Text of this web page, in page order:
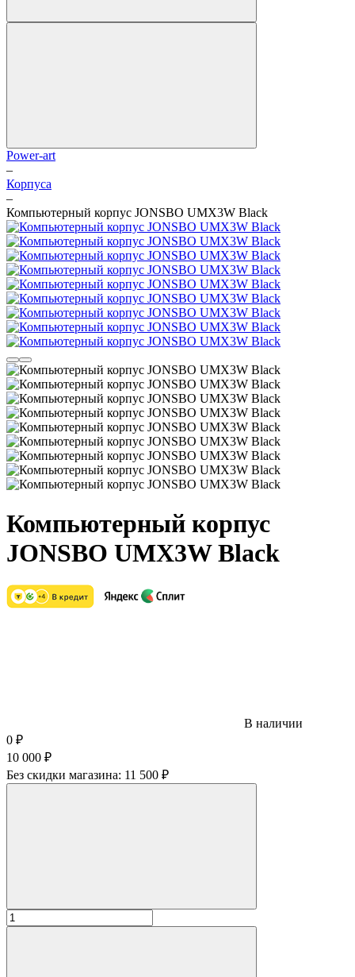
Power-art
–
Корпуса
–
Компьютерный корпус JONSBO UMX3W Black
Компьютерный корпус
JONSBO UMX3W Black
В наличии
0 ₽
10 000 ₽
Без скидки магазина: 11 500 ₽